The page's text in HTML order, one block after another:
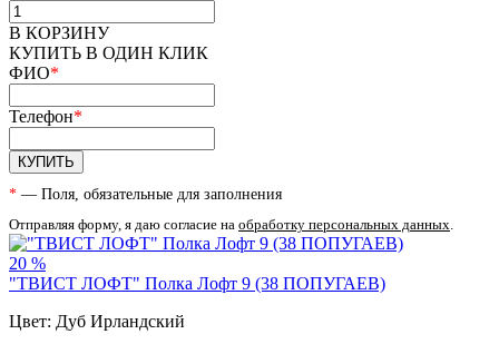
В КОРЗИНУ
КУПИТЬ В ОДИН КЛИК
ФИО*
Телефон*
КУПИТЬ
* — Поля, обязательные для заполнения
Отправляя форму, я даю согласие на обработку персональных данных.
20 %
"ТВИСТ ЛОФТ" Полка Лофт 9 (38 ПОПУГАЕВ)
Цвет: Дуб Ирландский